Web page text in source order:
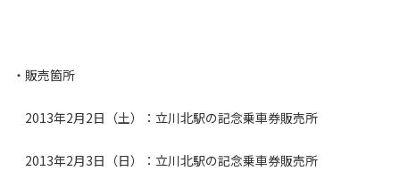
・販売箇所
2013年2月2日（土）：立川北駅の記念乗車券販売所
2013年2月3日（日）：立川北駅の記念乗車券販売所